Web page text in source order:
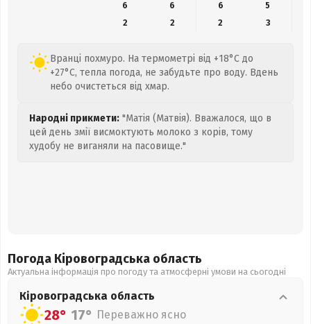
6
6 6
5
2
2 2 3
Вранці похмуро. На термометрі від +18°C до
+27°C, тепла погода, не забудьте про воду. Вдень
небо очистеться від хмар.
Народні прикмети: "Матія (Матвія). Вважалося, що в
цей день змії висмоктують молоко з корів, тому
худобу не виганяли на пасовище."
Погода Кіровоградська область
Актуальна інформація про погоду та атмосферні умови на сьогодні
Кіровоградська область
28° 17° Переважно ясно